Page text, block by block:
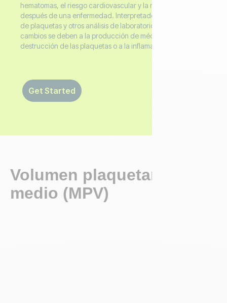
hematomas, el riesgo cardiovascular y la recuperación
después de una enfermedad. Interpretado con el recuento
de plaquetas y otros análisis de laboratorio, destaca si los
cambios se deben a la producción de médula ósea, a la
destrucción de las plaquetas o a la inflamación. ‍
Get Started
Volumen plaquetario
medio (MPV)